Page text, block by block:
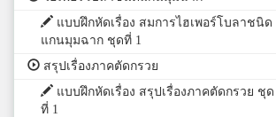
แบบฝึกหัดเรื่อง สมการไฮเพอร์โบลาชนิด
แกนมุมฉาก ชุดที่ 1
สรุปเรื่องภาคตัดกรวย
แบบฝึกหัดเรื่อง สรุปเรื่องภาคตัดกรวย ชุด
ที่ 1